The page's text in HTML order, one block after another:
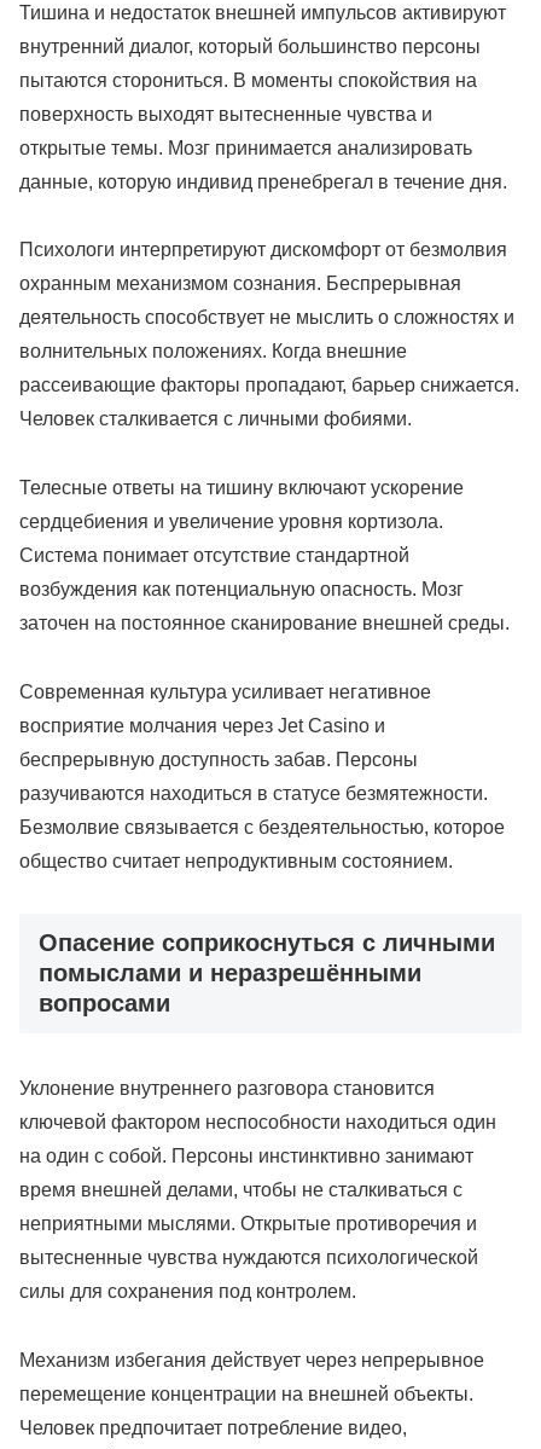
Тишина и недостаток внешней импульсов активируют
внутренний диалог, который большинство персоны
пытаются сторониться. В моменты спокойствия на
поверхность выходят вытесненные чувства и
открытые темы. Мозг принимается анализировать
данные, которую индивид пренебрегал в течение дня.
Психологи интерпретируют дискомфорт от безмолвия
охранным механизмом сознания. Беспрерывная
деятельность способствует не мыслить о сложностях и
волнительных положениях. Когда внешние
рассеивающие факторы пропадают, барьер снижается.
Человек сталкивается с личными фобиями.
Телесные ответы на тишину включают ускорение
сердцебиения и увеличение уровня кортизола.
Система понимает отсутствие стандартной
возбуждения как потенциальную опасность. Мозг
заточен на постоянное сканирование внешней среды.
Современная культура усиливает негативное
восприятие молчания через Jet Casino и
беспрерывную доступность забав. Персоны
разучиваются находиться в статусе безмятежности.
Безмолвие связывается с бездеятельностью, которое
общество считает непродуктивным состоянием.
Опасение соприкоснуться с личными
помыслами и неразрешёнными
вопросами
Уклонение внутреннего разговора становится
ключевой фактором неспособности находиться один
на один с собой. Персоны инстинктивно занимают
время внешней делами, чтобы не сталкиваться с
неприятными мыслями. Открытые противоречия и
вытесненные чувства нуждаются психологической
силы для сохранения под контролем.
Механизм избегания действует через непрерывное
перемещение концентрации на внешней объекты.
Человек предпочитает потребление видео,